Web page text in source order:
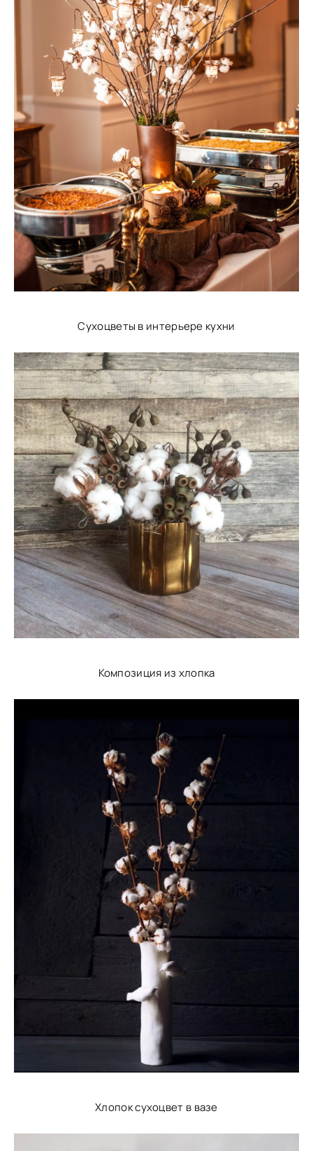
Сухоцветы в интерьере кухни
Композиция из хлопка
Хлопок сухоцвет в вазе